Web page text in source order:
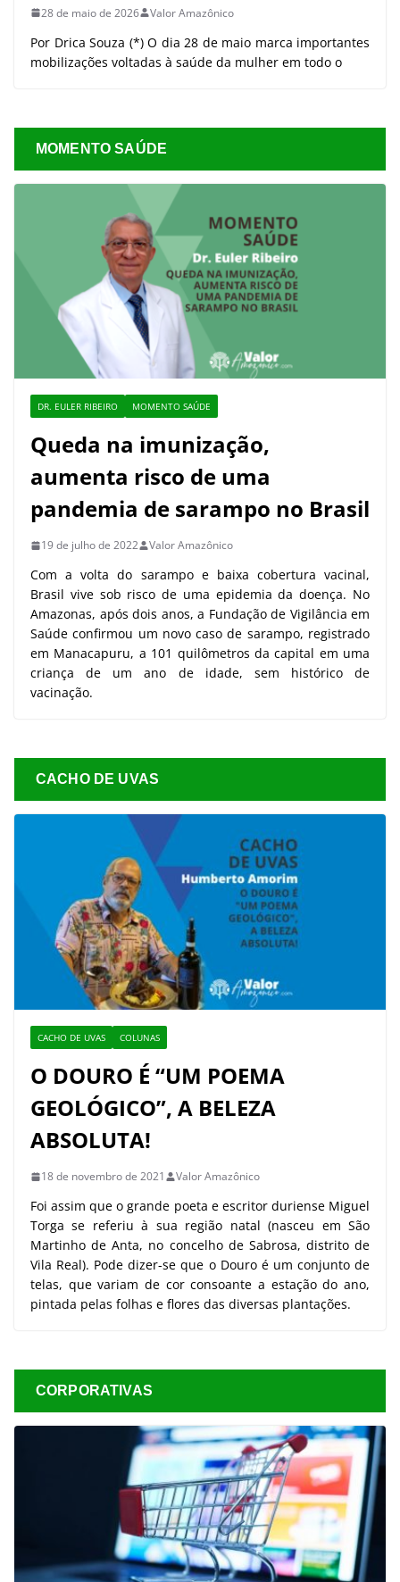
28 de maio de 2026 Valor Amazônico
Por Drica Souza (*) O dia 28 de maio marca importantes
mobilizações voltadas à saúde da mulher em todo o
MOMENTO SAÚDE
DR. EULER RIBEIRO MOMENTO SAÚDE
Queda na imunização,
aumenta risco de uma
pandemia de sarampo no Brasil
19 de julho de 2022 Valor Amazônico
Com a volta do sarampo e baixa cobertura vacinal,
Brasil vive sob risco de uma epidemia da doença. No
Amazonas, após dois anos, a Fundação de Vigilância em
Saúde confirmou um novo caso de sarampo, registrado
em Manacapuru, a 101 quilômetros da capital em uma
criança de um ano de idade, sem histórico de
vacinação.
CACHO DE UVAS
CACHO DE UVAS COLUNAS
O DOURO É “UM POEMA
GEOLÓGICO”, A BELEZA
ABSOLUTA!
18 de novembro de 2021 Valor Amazônico
Foi assim que o grande poeta e escritor duriense Miguel
Torga se referiu à sua região natal (nasceu em São
Martinho de Anta, no concelho de Sabrosa, distrito de
Vila Real). Pode dizer-se que o Douro é um conjunto de
telas, que variam de cor consoante a estação do ano,
pintada pelas folhas e flores das diversas plantações.
CORPORATIVAS